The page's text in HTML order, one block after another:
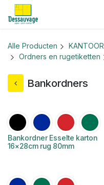
Overslaan naar inhoud
Alle Producten KANTOOR
Ordners en rugetiketten
Bankordners
Bankordner Esselte karton
16x28cm rug 80mm